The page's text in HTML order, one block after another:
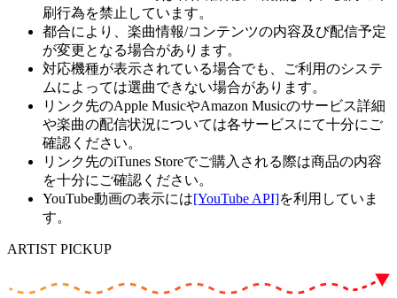
刷行為を禁止しています。
都合により、楽曲情報/コンテンツの内容及び配信予定
が変更となる場合があります。
対応機種が表示されている場合でも、ご利用のシステ
ムによっては選曲できない場合があります。
リンク先のApple MusicやAmazon Musicのサービス詳細
や楽曲の配信状況については各サービスにて十分にご
確認ください。
リンク先のiTunes Storeでご購入される際は商品の内容
を十分にご確認ください。
YouTube動画の表示には[YouTube API]を利用していま
す。
ARTIST PICKUP